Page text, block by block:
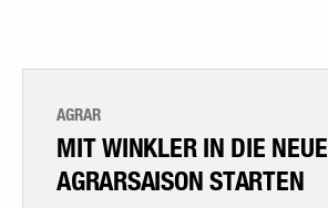
AGRAR
MIT WINKLER IN DIE NEUE
AGRARSAISON STARTEN